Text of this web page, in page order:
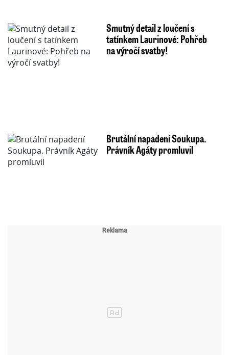
Smutný detail z loučení s
tatínkem Laurinové: Pohřeb
na výročí svatby!
Brutální napadení Soukupa.
Právník Agáty promluvil